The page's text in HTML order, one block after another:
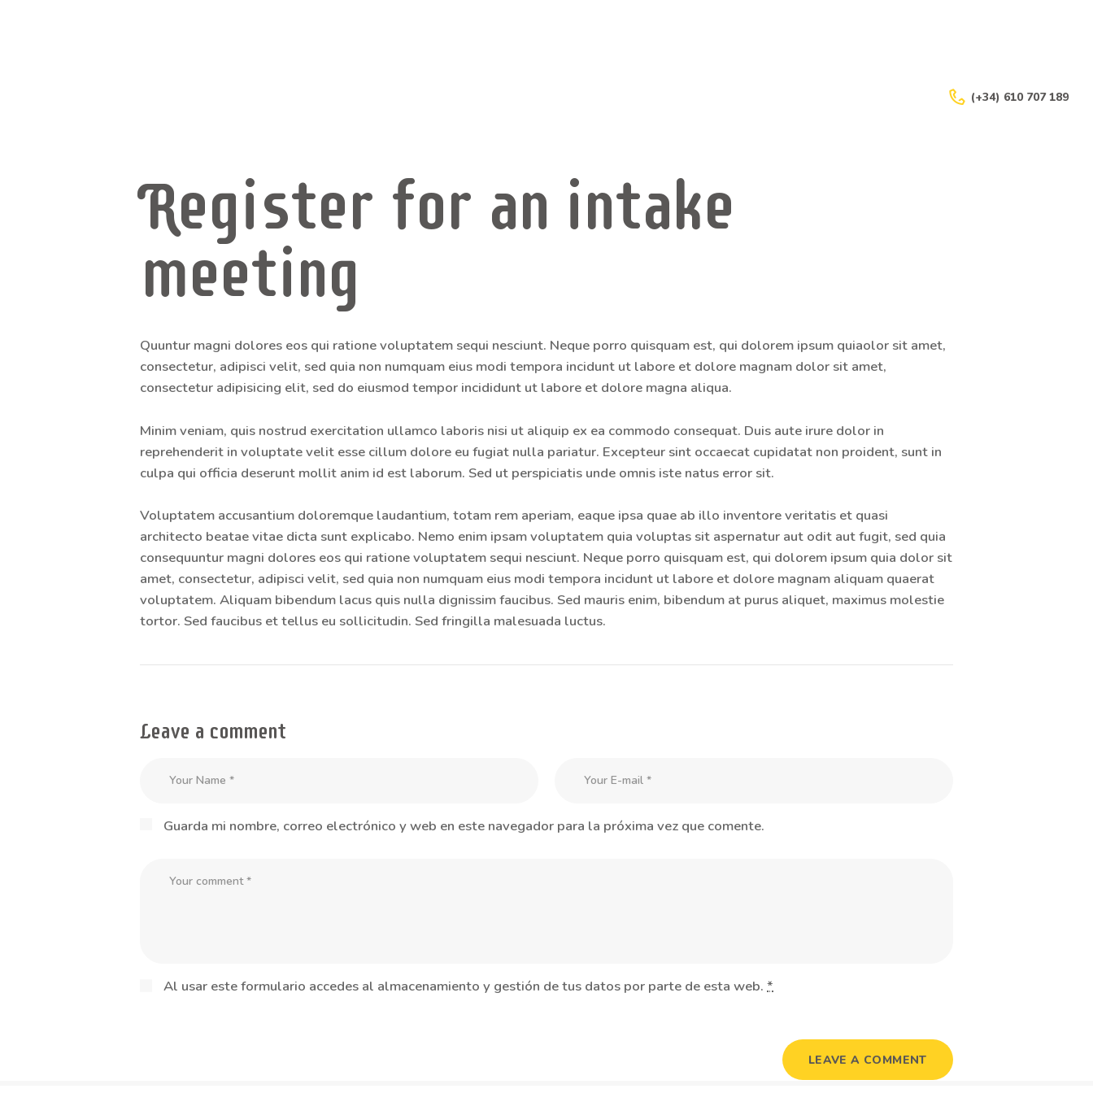
(+34) 610 707 189
Register for an intake
meeting
Quuntur magni dolores eos qui ratione voluptatem sequi nesciunt. Neque porro quisquam est, qui dolorem ipsum quiaolor sit amet,
consectetur, adipisci velit, sed quia non numquam eius modi tempora incidunt ut labore et dolore magnam dolor sit amet,
consectetur adipisicing elit, sed do eiusmod tempor incididunt ut labore et dolore magna aliqua.
Minim veniam, quis nostrud exercitation ullamco laboris nisi ut aliquip ex ea commodo consequat. Duis aute irure dolor in
reprehenderit in voluptate velit esse cillum dolore eu fugiat nulla pariatur. Excepteur sint occaecat cupidatat non proident, sunt in
culpa qui officia deserunt mollit anim id est laborum. Sed ut perspiciatis unde omnis iste natus error sit.
Voluptatem accusantium doloremque laudantium, totam rem aperiam, eaque ipsa quae ab illo inventore veritatis et quasi
architecto beatae vitae dicta sunt explicabo. Nemo enim ipsam voluptatem quia voluptas sit aspernatur aut odit aut fugit, sed quia
consequuntur magni dolores eos qui ratione voluptatem sequi nesciunt. Neque porro quisquam est, qui dolorem ipsum quia dolor sit
amet, consectetur, adipisci velit, sed quia non numquam eius modi tempora incidunt ut labore et dolore magnam aliquam quaerat
voluptatem. Aliquam bibendum lacus quis nulla dignissim faucibus. Sed mauris enim, bibendum at purus aliquet, maximus molestie
tortor. Sed faucibus et tellus eu sollicitudin. Sed fringilla malesuada luctus.
Leave a comment
Guarda mi nombre, correo electrónico y web en este navegador para la próxima vez que comente.
Al usar este formulario accedes al almacenamiento y gestión de tus datos por parte de esta web.*